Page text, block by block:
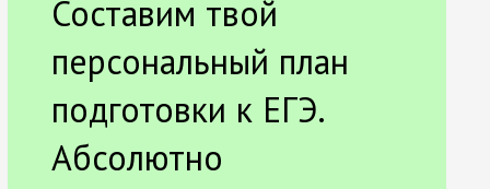
Составим твой
персональный план
подготовки к ЕГЭ.
Абсолютно